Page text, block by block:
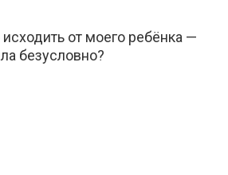
от моего ребёнка —
безусловно?